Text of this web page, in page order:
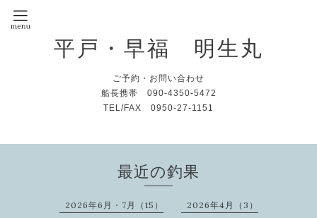
平戸・早福 明生丸
ご予約・お問い合わせ
船長携帯 090-4350-5472
TEL/FAX 0950-27-1151
最近の釣果
2026年6月・7月（15） 2026年4月（3）